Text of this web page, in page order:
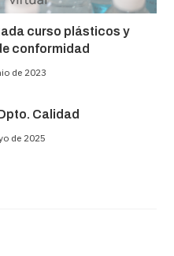
curso plásticos y
conformidad
de 2023
Calidad
de 2025